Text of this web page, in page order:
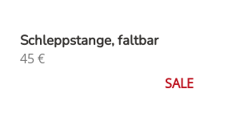
Schleppstange, faltbar
45€
SALE